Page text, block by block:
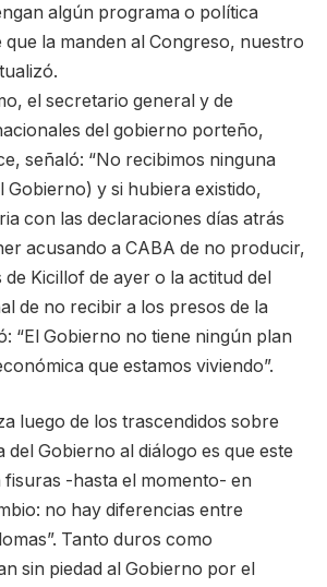
algún programa o política
la manden al Congreso, nuestro
el secretario general y de
del gobierno porteño,
señaló: “No recibimos ninguna
y si hubiera existido,
con las declaraciones días atrás
acusando a CABA de no producir,
Kicillof de ayer o la actitud del
de no recibir a los presos de la
“El Gobierno no tiene ningún plan
que estamos viviendo”.
luego de los trascendidos sobre
Gobierno al diálogo es que este
-hasta el momento- en
no hay diferencias entre
Tanto duros como
sin piedad al Gobierno por el